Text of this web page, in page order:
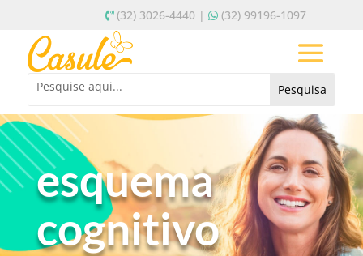
(32) 3026-4440 | (32) 99196-1097
esquema
cognitivo